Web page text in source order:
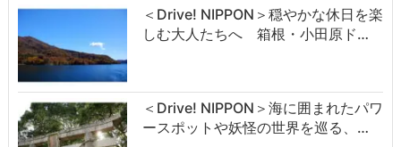
＜Drive! NIPPON＞穏やかな休日を楽
しむ大人たちへ 箱根・小田原ド…
＜Drive! NIPPON＞海に囲まれたパワ
ースポットや妖怪の世界を巡る、…